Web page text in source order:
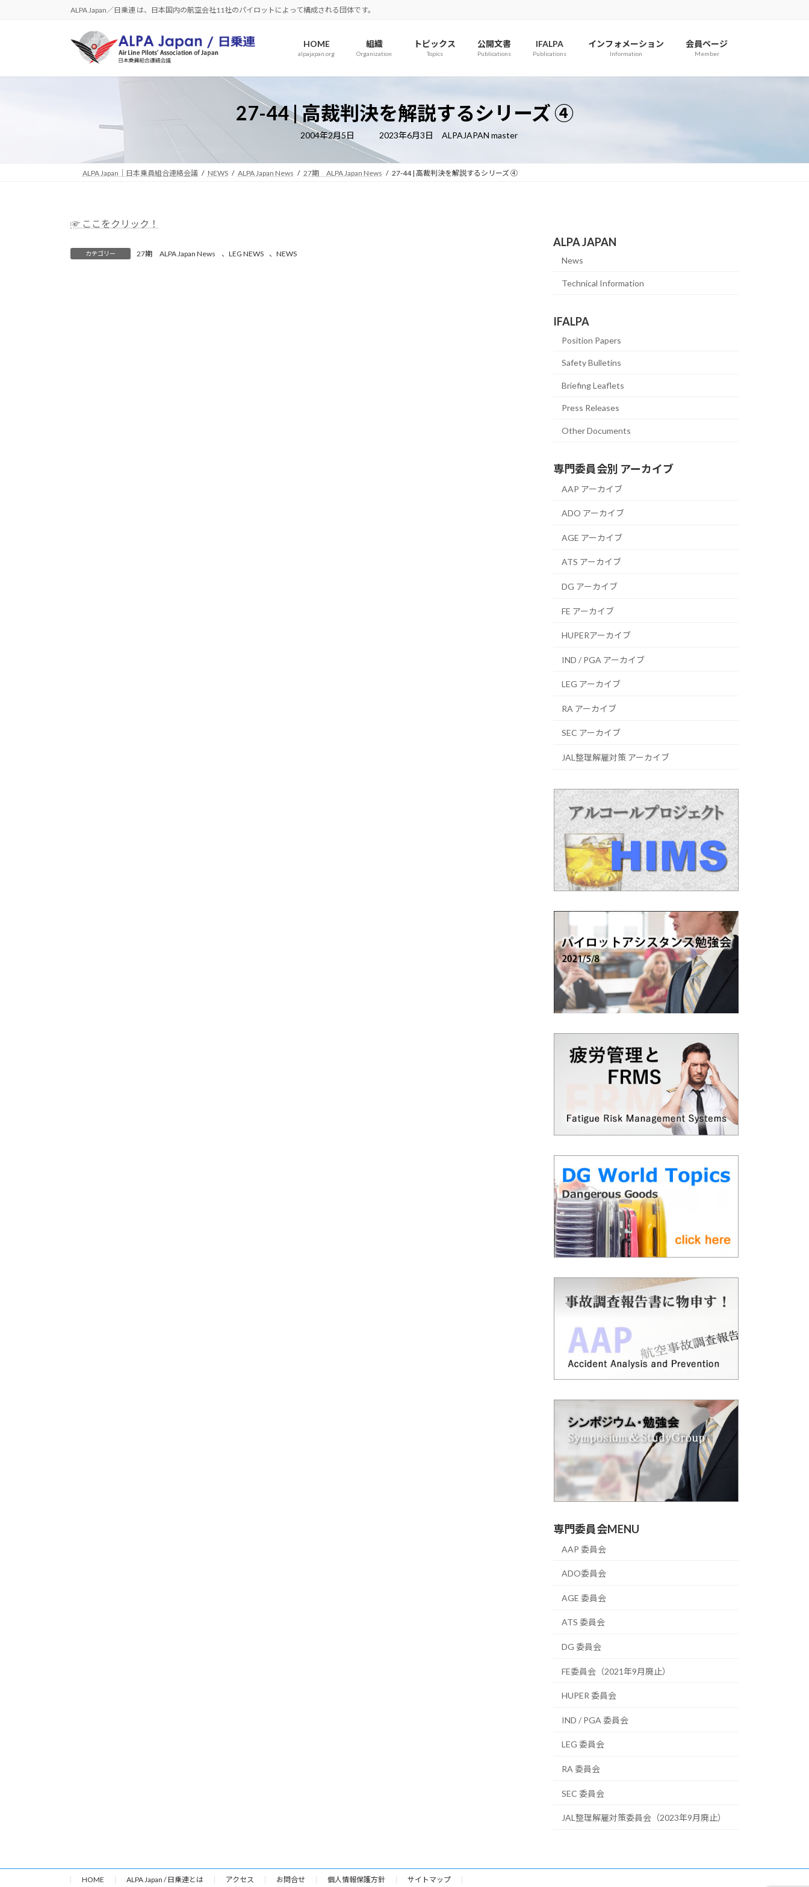
へ
ョ
ALPA Japan／日乗連 は、日本国内の航空会社11社のパイロットによって構成される団体です。
HOME
alpajapan.org
組織
Organization
トピックス
Topics
公開文書
Publications
IFALPA
Publications
インフォメーション
Information
会員ページ
Member
27-44 | 高裁判決を解説するシリーズ ④
2004年2月5日
最
更
新
時
2023年6月3日 ALPAJAPAN master
ALPA Japan｜日本乗員組合連絡会議 NEWS ALPA Japan News 27期 ALPA Japan News 27-44 | 高裁判決を解説するシリーズ ④
☞ ここをクリック！
カテゴリー 27期 ALPA Japan News 、 LEG NEWS 、NEWS
ALPA JAPAN
News
Technical Information
IFALPA
Position Papers
Safety Bulletins
Briefing Leaflets
Press Releases
Other Documents
専門委員会別 アーカイブ
AAP アーカイブ
ADO アーカイブ
AGE アーカイブ
ATS アーカイブ
DG アーカイブ
FE アーカイブ
HUPERアーカイブ
IND / PGA アーカイブ
LEG アーカイブ
RA アーカイブ
SEC アーカイブ
JAL整理解雇対策 アーカイブ
専門委員会MENU
AAP 委員会
ADO委員会
AGE 委員会
ATS 委員会
DG 委員会
FE委員会（2021年9月廃止）
HUPER 委員会
IND / PGA 委員会
LEG 委員会
RA 委員会
SEC 委員会
JAL整理解雇対策委員会（2023年9月廃止）
HOME ALPA Japan / 日乗連とは アクセス お問合せ 個人情報保護方針 サイトマップ